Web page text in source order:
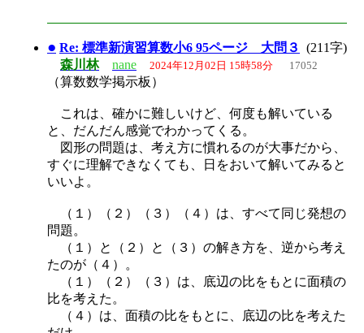
● Re: 標準新演習算数小6 95ページ 大問３
(211字)
森川林
nane 2024年12月02日 15時58分 17052
（算数数学掲示板）
これは、確かに難しいけど、何度も解いている
と、だんだん感覚でわかってくる。
図形の問題は、考え方に慣れるのが大事だから、
すぐに理解できなくても、日をおいて解いてみると
いいよ。
（１）（２）（３）（４）は、すべて同じ発想の
問題。
（１）と（２）と（３）の解き方を、逆から考え
たのが（４）。
（１）（２）（３）は、底辺の比をもとに面積の
比を考えた。
（４）は、面積の比をもとに、底辺の比を考えた